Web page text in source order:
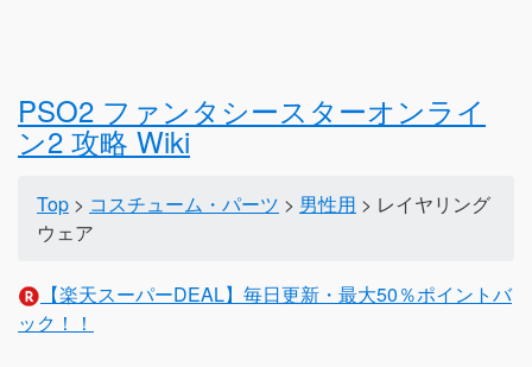
PSO2 ファンタシースターオンライ
ン2 攻略 Wiki
Top > コスチューム・パーツ > 男性用 > レイヤリング
ウェア
【楽天スーパーDEAL】毎日更新・最大50％ポイントバ
ック！！